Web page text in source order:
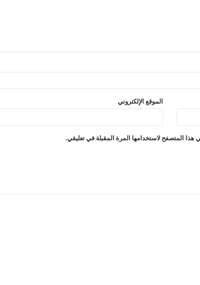
الموقع الإلكتروني
هذا المتصفح لاستخدامها المرة المقبلة في تعليقي.